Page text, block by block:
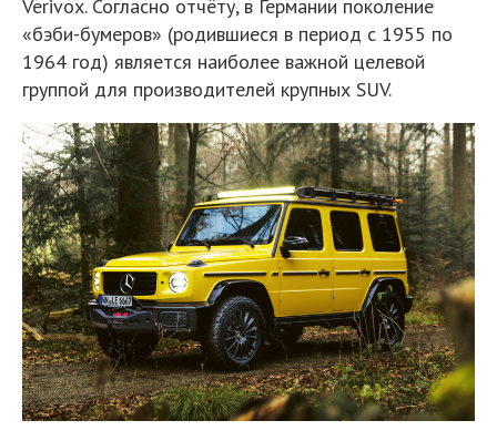
Verivox. Согласно отчёту, в Германии поколение
«бэби-бумеров» (родившиеся в период с 1955 по
1964 год) является наиболее важной целевой
группой для производителей крупных SUV.